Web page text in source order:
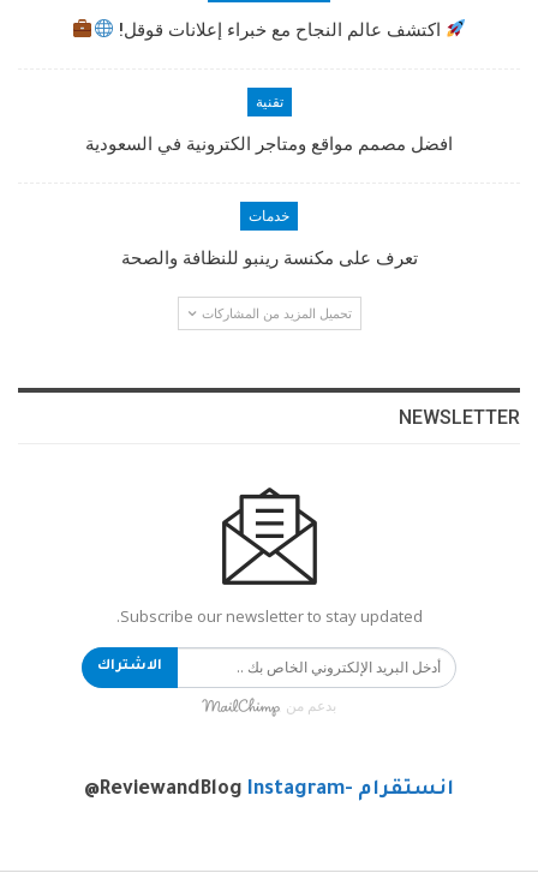
اكتشف عالم النجاح مع خبراء إعلانات قوقل!
تقنية
افضل مصمم مواقع ومتاجر الكترونية في السعودية
خدمات
تعرف على مكنسة رينبو للنظافة والصحة
تحميل المزيد من المشاركات
NEWSLETTER
Subscribe our newsletter to stay updated.
الاشتراك
بدعم من
انستقرام -Instagram @ReviewandBlog